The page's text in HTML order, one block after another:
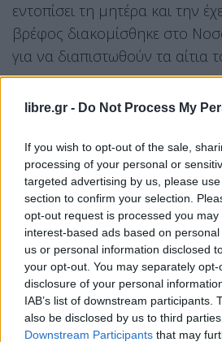
libre.gr - Do Not Process My
If you wish to opt-out of the sale,
processing of your personal or
targeted advertising by us, please
section to confirm your selection.
opt-out request is processed you may
interest-based ads based on
us or personal information disclosed
your opt-out. You may separately
disclosure of your personal
IAB’s list of downstream participants.
also be disclosed by us to third
Downstream Participants that may
εντοπίσει τη μητέρα και την
βρέφος διακομίσθηκε στο
για να διαπιστωθούν τα αίτια
θα
γεννήθηκε νεκρό ή αν υπήρξε
επιπλοκή που οδήγησε στον
Facebook Share on
Email Copy Link
Tags: βρεφος νεκρό
Σχετικά Άρθρα